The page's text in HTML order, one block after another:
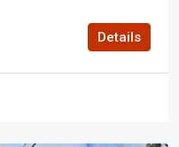
Details